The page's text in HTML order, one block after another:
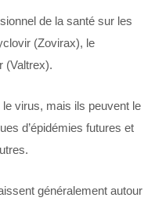
de la santé sur les
(Zovirax), le
(Valtrex).
virus, mais ils peuvent le
d’épidémies futures et
généralement autour